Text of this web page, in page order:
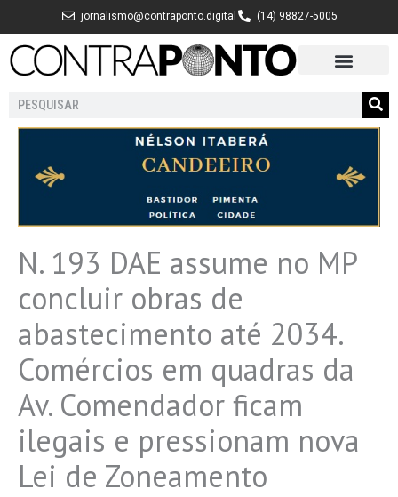
para
jornalismo@contraponto.digital (14) 98827-5005
Pesquisar
N. 193 DAE assume no MP
concluir obras de
abastecimento até 2034.
Comércios em quadras da
Av. Comendador ficam
ilegais e pressionam nova
Lei de Zoneamento